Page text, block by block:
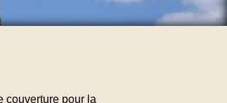
couverture pour la